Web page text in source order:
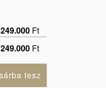
249.000 Ft
249.000 Ft